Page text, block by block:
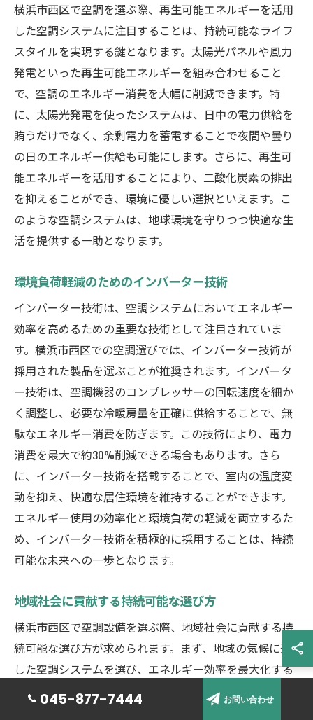
横浜市西区で空調を選ぶ際、再生可能エネルギーを活用
した空調システムに注目することは、持続可能なライフ
スタイルを実現する鍵となります。太陽光パネルや風力
発電といった再生可能エネルギーを組み合わせること
で、空調のエネルギー消費を大幅に削減できます。特
に、太陽光発電を使ったシステムは、日中の電力供給を
賄うだけでなく、余剰電力を蓄電することで夜間や曇り
の日のエネルギー供給も可能にします。さらに、再生可
能エネルギーを活用することにより、二酸化炭素の排出
を抑えることができ、環境に優しい選択といえます。こ
のような空調システムは、地球環境を守りつつ快適な生
活を提供する一助となります。
環境負荷軽減のためのインバーター技術
インバーター技術は、空調システムにおいてエネルギー
効率を高めるための重要な技術として注目されていま
す。横浜市西区での空調選びでは、インバーター技術が
採用された製品を選ぶことが推奨されます。インバータ
ー技術は、空調機器のコンプレッサーの回転速度を細か
く調整し、必要な冷暖房量を正確に供給することで、無
駄なエネルギー消費を防ぎます。この技術により、電力
消費を最大で約30%削減できる場合もあります。さら
に、インバーター技術を搭載することで、室内の温度変
動を抑え、快適な居住環境を維持することができます。
エネルギー使用の効率化と環境負荷の軽減を両立するた
め、インバーター技術を積極的に採用することは、持続
可能な未来への一歩となります。
地域社会に貢献する持続可能な選び方
横浜市西区で空調設備を選ぶ際、地域社会に貢献する持
続可能な選び方が求められます。まず、地域の気候に適
した空調システムを選び、エネルギー効率を最大化する
ことが重要です。たとえば、地元の気候データを参考に
して最適な設定温度を選ぶことで、無駄なエネルギー消
045-877-7444 お問い合わせ